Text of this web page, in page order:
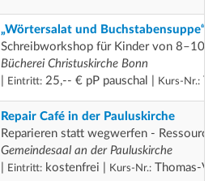
„Wörtersalat und Buchstabensuppe“
Schreibworkshop für Kinder von 8–10
Bücherei Christuskirche Bonn
Eintritt: 25,-- € pP pauschal | Kurs-Nr.:
Repair Café in der Pauluskirche
Reparieren statt wegwerfen -
Gemeindesaal an der Pauluskirche
Eintritt: kostenfrei | Kurs-Nr.: Thomas-VA